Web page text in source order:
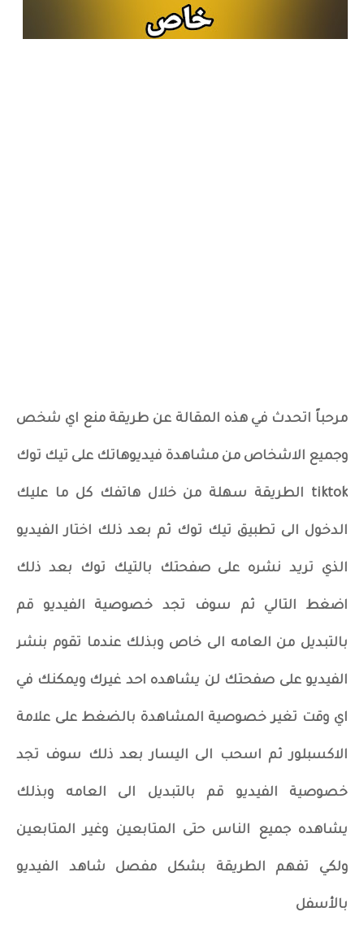
مرحباً اتحدث في هذه المقالة عن طريقة منع اي شخص
وجميع الاشخاص من مشاهدة فيديوهاتك على تيك توك
tiktok الطريقة سهلة من خلال هاتفك كل ما عليك
الدخول الى تطبيق تيك توك ثم بعد ذلك اختار الفيديو
الذي تريد نشره على صفحتك بالتيك توك بعد ذلك
اضغط التالي ثم سوف تجد خصوصية الفيديو قم
بالتبديل من العامه الى خاص وبذلك عندما تقوم بنشر
الفيديو على صفحتك لن يشاهده احد غيرك ويمكنك في
اي وقت تغير خصوصية المشاهدة بالضغط على علامة
الاكسبلور ثم اسحب الى اليسار بعد ذلك سوف تجد
خصوصية الفيديو قم بالتبديل الى العامه وبذلك
يشاهده جميع الناس حتى المتابعين وغير المتابعين
ولكي تفهم الطريقة بشكل مفصل شاهد الفيديو
بالأسفل